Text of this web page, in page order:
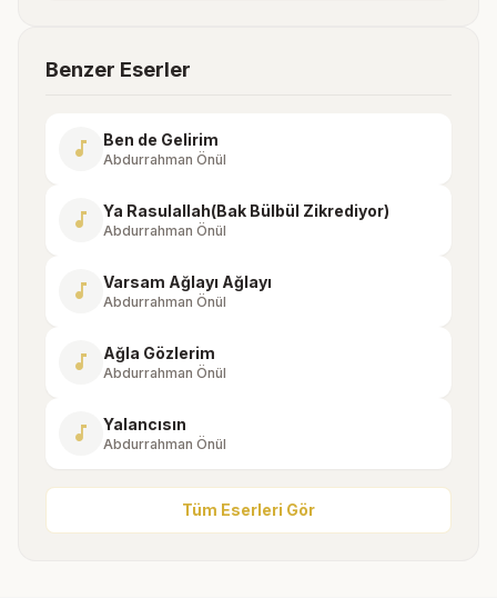
Benzer Eserler
music_note Ben de Gelirim
Abdurrahman Önül
music_note Ya Rasulallah(Bak Bülbül Zikrediyor)
Abdurrahman Önül
music_note Varsam Ağlayı Ağlayı
Abdurrahman Önül
music_note Ağla Gözlerim
Abdurrahman Önül
music_note Yalancısın
Abdurrahman Önül
Tüm Eserleri Gör